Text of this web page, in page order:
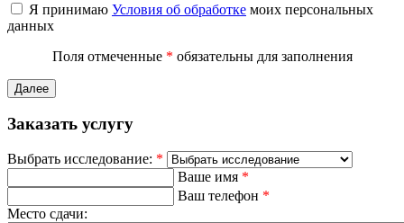
Я принимаю Условия об обработке моих персональных
данных
Поля отмеченные * обязательны для заполнения
Далее
Заказать услугу
Выбрать исследование: *
Ваше имя *
Ваш телефон *
Место сдачи: